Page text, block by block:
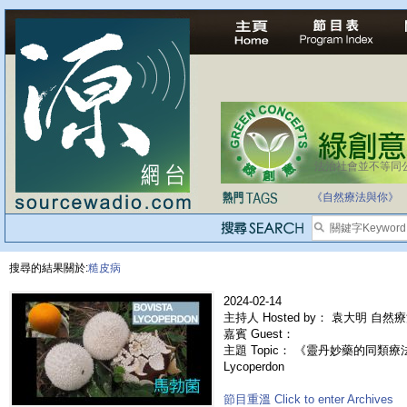
法治社會並不等同
《自然療法與你》
搜尋的結果關於:糙皮病
2024-02-14
主持人 Hosted by： 袁大明 自然
嘉賓 Guest：
主題 Topic： 《靈丹妙藥的同類
Lycoperdon
節目重溫 Click to enter Archives